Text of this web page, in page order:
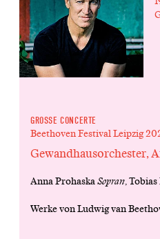
GROSSE CONCERTE
Beethoven Festival Leipzig
Gewandhausorchester,
Anna ProhaskaSopran,
Werke von Ludwig van